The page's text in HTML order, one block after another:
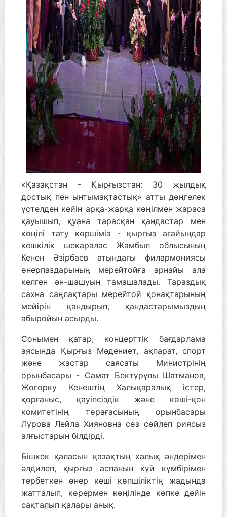
«Қазақстан - Қырғызстан: 30 жылдық
достық пен ынтымақтастық» атты дөңгелек
үстелден кейін арқа-жарқа көңілмен жараса
қауышып, қуана тарасқан қандастар мен
көңілі тату көршіміз - қырғыз ағайындар
кешкілік шекаралас Жамбыл облысының
Кенен Әзірбаев атындағы филармониясы
өнерпаздарының мерейтойға арнайы ала
келген ән-шашуын тамашалады. Тараздық
сахна саңлақтары мерейтой қонақтарының
мейірін қандырып, қандастарымыздың
абыройын асырды.
Сонымен қатар, концерттік бағдарлама
аясында Қырғыз Мәдениет, ақпарат, спорт
және жастар саясаты Министрінің
орынбасары - Самат Бектұрұлы Шатманов,
Жогорку Кенештің Халықаралық істер,
қорғаныс, қауіпсіздік және көші-қон
комитетінің төрағасының орынбасары
Лурова Лейла Хияновна сөз сөйлеп риясыз
алғыстарын білдірді.
Бішкек қаласын қазақтың халық әндерімен
әлдилеп, қырғыз аспанын күй күмбірімен
тербеткен өнер кеші көпшіліктің жадында
жатталып, көрермен көңілінде көпке дейін
сақталып қалары анық.